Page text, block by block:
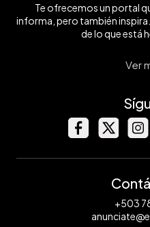
Te ofrecemos un portal
informa, pero también
de lo que está
Ver
+503